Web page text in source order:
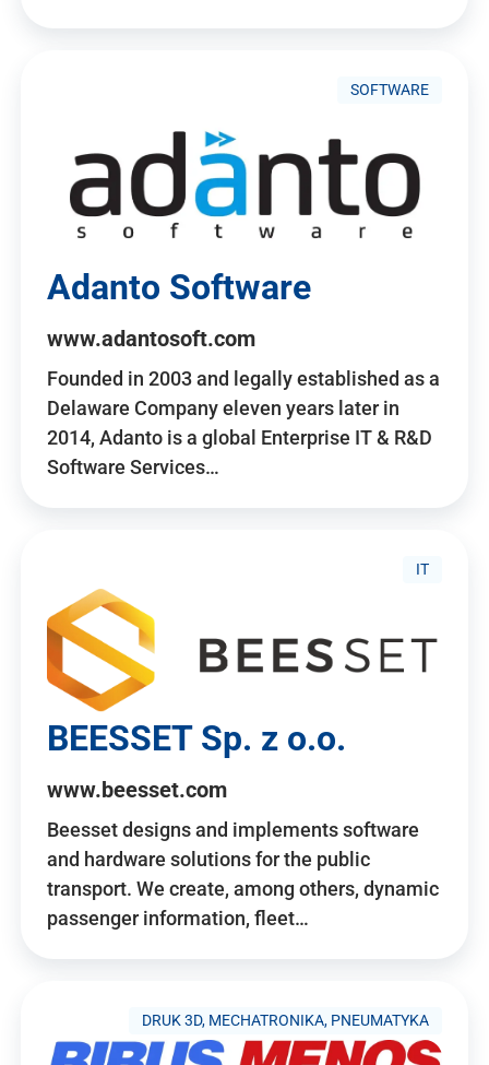
SOFTWARE
Adanto Software
www.adantosoft.com
Founded in 2003 and legally established as a
Delaware Company eleven years later in
2014, Adanto is a global Enterprise IT & R&D
Software Services…
IT
BEESSET Sp. z o.o.
www.beesset.com
Beesset designs and implements software
and hardware solutions for the public
transport. We create, among others, dynamic
passenger information, fleet…
DRUK 3D, MECHATRONIKA, PNEUMATYKA